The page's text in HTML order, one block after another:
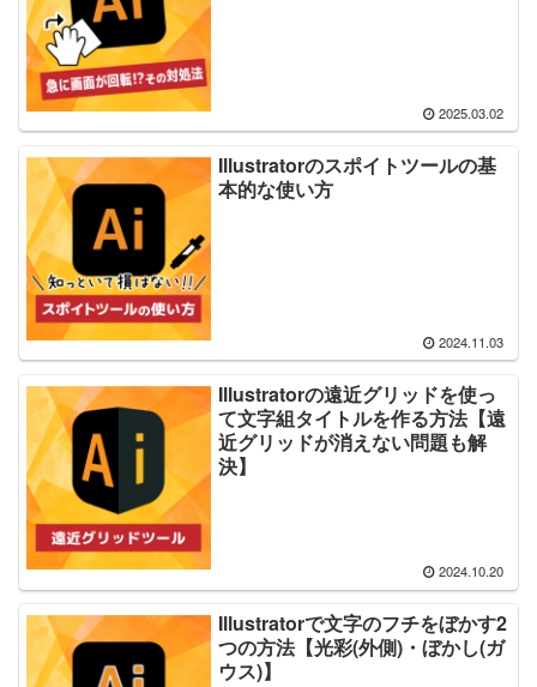
2025.03.02
Illustratorのスポイトツールの基
本的な使い方
2024.11.03
Illustratorの遠近グリッドを使っ
て文字組タイトルを作る方法【遠
近グリッドが消えない問題も解
決】
2024.10.20
Illustratorで文字のフチをぼかす2
つの方法【光彩(外側)・ぼかし(ガ
ウス)】